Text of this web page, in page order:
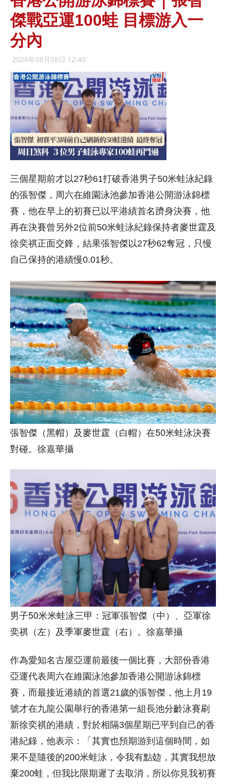
傑戰亞運100蛙 目標游入一
分內
2026年08月08日 12:40
三個星期前才以27秒61打破香港男子50米蛙泳紀錄
的張智傑，周六在維園泳池參加香港公開游泳錦標
賽，他在早上的初賽已以平港績首名躋身決賽，他
再在決賽曾另外2位前50米蛙泳紀錄保持者麥世霆及
徐奕祺正面交鋒，結果張智傑以27秒62奪冠，只慢
自己保持的港績慢0.01秒。
張智傑（黑帽）及麥世霆（白帽）在50米蛙泳決賽
對碰。徐嘉華攝
男子50米米蛙泳三甲：冠軍張智傑（中）、亞軍徐
奕祺（左）及季軍麥世霆（右）。徐嘉華攝
作為愛知名古屋亞運前最後一個比賽，大部份香港
亞運代表周六在維園泳池參加香港公開游泳錦標
賽，而最接近港績的首選21歲的張智傑，他上月19
號才在九龍公園舉行的香港第一組長池分齡泳賽刷
新徐奕祺的港績，對於相隔3個星期已平到自己的香
港紀錄，他表示：「其實也預期游到這個時間，如
果不是隨後的200米蛙泳，令我有點攰，其實我想放
棄200蛙，但我比限期遲了去取消，所以你見我初賽